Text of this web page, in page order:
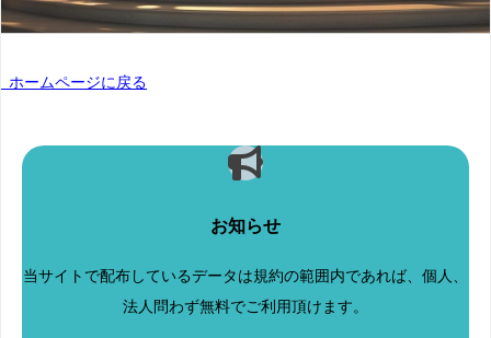
ホームページに戻る
お知らせ
当サイトで配布しているデータは規約の範囲内であれば、個人、
法人問わず無料でご利用頂けます。